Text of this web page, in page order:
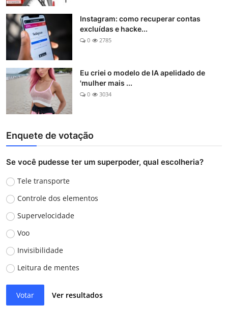
Instagram: como recuperar contas
excluídas e hacke...
0 2785
Eu criei o modelo de IA apelidado de
'mulher mais ...
0 3034
Enquete de votação
Se você pudesse ter um superpoder, qual escolheria?
Tele transporte
Controle dos elementos
Supervelocidade
Voo
Invisibilidade
Leitura de mentes
Votar Ver resultados